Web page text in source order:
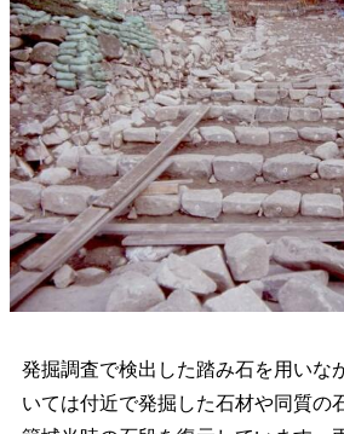
発掘調査で検出した踏み石を用いな
いては付近で発掘した石材や同質の